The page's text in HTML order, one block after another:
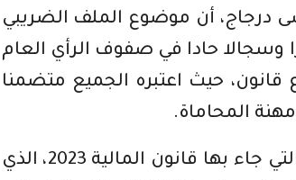
درجاج، أن موضوع الملف الضريبي
المالية 2023، أثار جدلا كبيرا وسجالا حادا في صفوف الرأي العام
حيث اعتبره الجميع متضمنا
المحاماة.
وأضاف النقيب درجاج، أنه أمام هذه المقتضيات الجديدة التي جاء بها قانون المالية 2023، الذي